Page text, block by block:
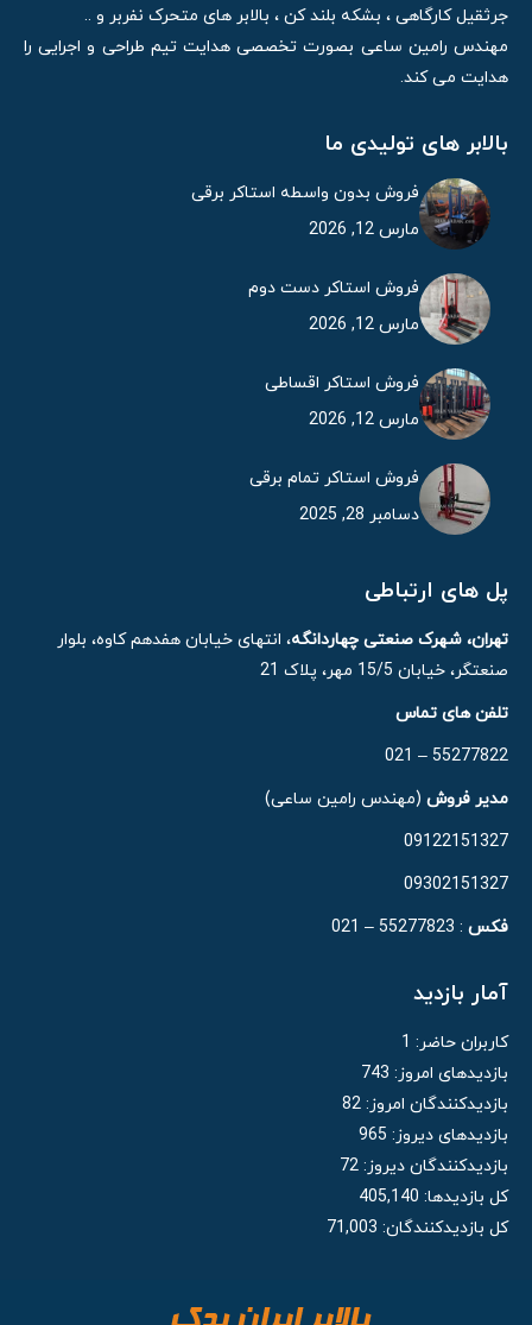
جرثقیل کارگاهی ، بشکه بلند کن ، بالابر های متحرک نفربر و ..
مهندس رامین ساعی بصورت تخصصی هدایت تیم طراحی و اجرایی را
هدایت می کند.
بالابر های تولیدی ما
فروش بدون واسطه استاکر برقی
مارس 12, 2026
فروش استاکر دست دوم
مارس 12, 2026
فروش استاکر اقساطی
مارس 12, 2026
فروش استاکر تمام برقی
دسامبر 28, 2025
پل های ارتباطی
تهران، شهرک صنعتی چهاردانگه، انتهای خیابان هفدهم کاوه، بلوار
صنعتگر، خیابان 15/5 مهر، پلاک 21
تلفن های تماس
55277822 – 021
مدیر فروش (مهندس رامین ساعی)
09122151327
09302151327
فکس : 55277823 – 021
آمار بازدید
کاربران حاضر: 1
بازدیدهای امروز: 743
بازدیدکنندگان امروز: 82
بازدیدهای دیروز: 965
بازدیدکنندگان دیروز: 72
کل بازدیدها: 405,140
کل بازدیدکنند‌گان: 71,003